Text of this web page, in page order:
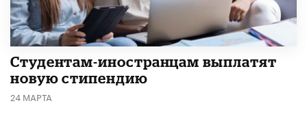
Студентам-иностранцам выплатят
новую стипендию
24 МАРТА